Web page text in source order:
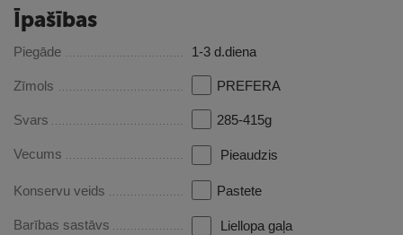
Īpašības
Piegāde 1-3 d.diena
Zīmols PREFERA
Svars 285-415g
Vecums Pieaudzis
Konservu veids Pastete
Barības sastāvs Liellopa gaļa